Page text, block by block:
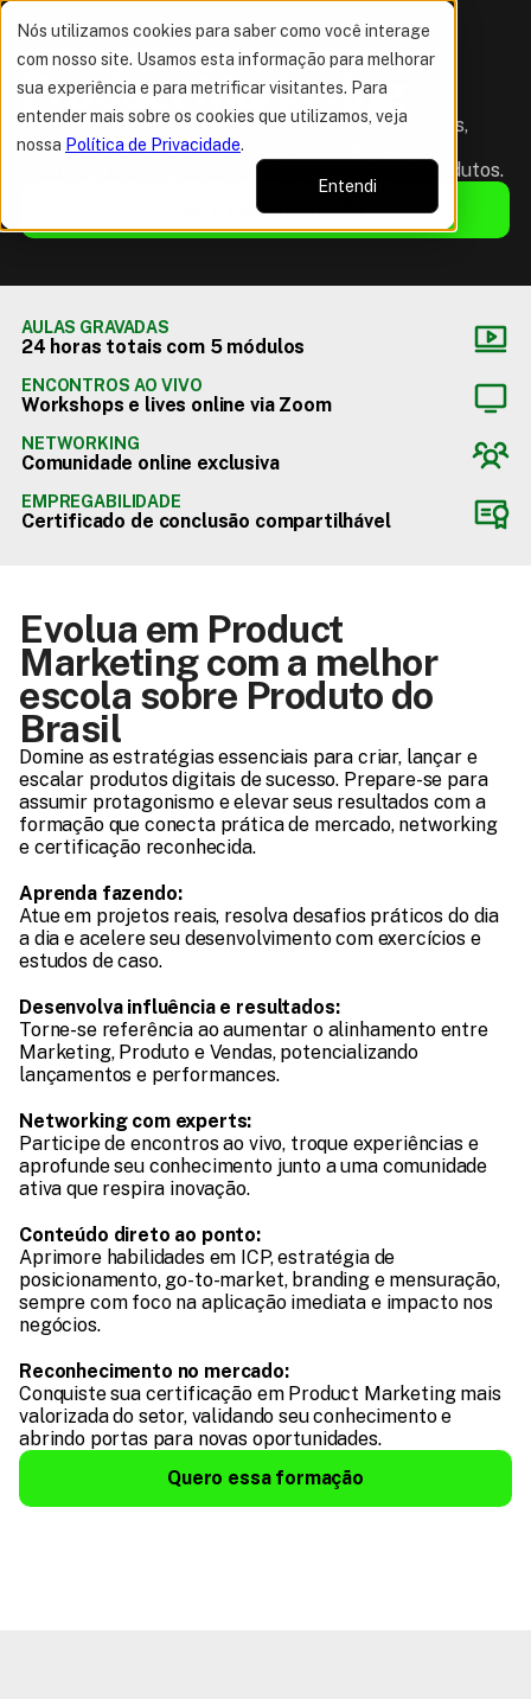
Nós utilizamos cookies para saber como você interage
com nosso site. Usamos esta informação para melhorar
sua experiência e para metrificar visitantes. Para
entender mais sobre os cookies que utilizamos, veja
nossa Política de Privacidade.
Entendi
NOVA FORMAÇÃO! INCLUÍDO NO MEMBERSHIP
Product Marketing
Aumente sua influência nos resultados de negócios,
alinhe as áreas de produto e marketing, e ganhe
confiança no lançamento de features e novos produtos.
Quero essa formação
AULAS GRAVADAS
24 horas totais com 5 módulos
ENCONTROS AO VIVO
Workshops e lives online via Zoom
NETWORKING
Comunidade online exclusiva
EMPREGABILIDADE
Certificado de conclusão compartilhável
Evolua em Product
Marketing com a melhor
escola sobre Produto do
Brasil
Domine as estratégias essenciais para criar, lançar e
escalar produtos digitais de sucesso. Prepare-se para
assumir protagonismo e elevar seus resultados com a
formação que conecta prática de mercado, networking
e certificação reconhecida.
Aprenda fazendo:
Atue em projetos reais, resolva desafios práticos do dia
a dia e acelere seu desenvolvimento com exercícios e
estudos de caso.
Desenvolva influência e resultados:
Torne-se referência ao aumentar o alinhamento entre
Marketing, Produto e Vendas, potencializando
lançamentos e performances.
Networking com experts:
Participe de encontros ao vivo, troque experiências e
aprofunde seu conhecimento junto a uma comunidade
ativa que respira inovação.
Conteúdo direto ao ponto:
Aprimore habilidades em ICP, estratégia de
posicionamento, go-to-market, branding e mensuração,
sempre com foco na aplicação imediata e impacto nos
negócios.
Reconhecimento no mercado:
Conquiste sua certificação em Product Marketing mais
valorizada do setor, validando seu conhecimento e
abrindo portas para novas oportunidades.
Quero essa formação